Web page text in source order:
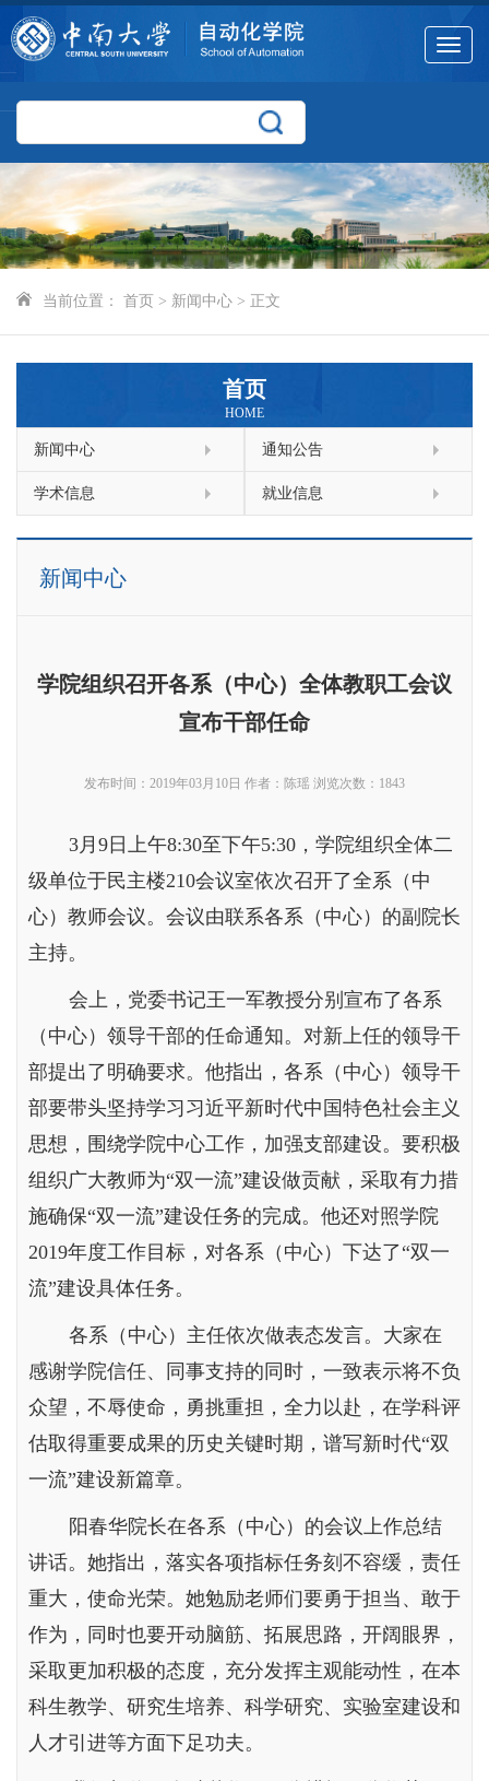
Toggle
当前位置： 首页 > 新闻中心 > 正文
首页
HOME
新闻中心 通知公告
学术信息 就业信息
新闻中心
学院组织召开各系（中心）全体教职工会议
宣布干部任命
发布时间：2019年03月10日 作者：陈瑶 浏览次数： 1843
3月9日上午8:30至下午5:30，学院组织全体二
级单位于民主楼210会议室依次召开了全系（中
心）教师会议。会议由联系各系（中心）的副院长
主持。
会上，党委书记王一军教授分别宣布了各系
（中心）领导干部的任命通知。对新上任的领导干
部提出了明确要求。他指出，各系（中心）领导干
部要带头坚持学习习近平新时代中国特色社会主义
思想，围绕学院中心工作，加强支部建设。要积极
组织广大教师为“双一流”建设做贡献，采取有力措
施确保“双一流”建设任务的完成。他还对照学院
2019年度工作目标，对各系（中心）下达了“双一
流”建设具体任务。
各系（中心）主任依次做表态发言。大家在
感谢学院信任、同事支持的同时，一致表示将不负
众望，不辱使命，勇挑重担，全力以赴，在学科评
估取得重要成果的历史关键时期，谱写新时代“双
一流”建设新篇章。
阳春华院长在各系（中心）的会议上作总结
讲话。她指出，落实各项指标任务刻不容缓，责任
重大，使命光荣。她勉励老师们要勇于担当、敢于
作为，同时也要开动脑筋、拓展思路，开阔眼界，
采取更加积极的态度，充分发挥主观能动性，在本
科生教学、研究生培养、科学研究、实验室建设和
人才引进等方面下足功夫。